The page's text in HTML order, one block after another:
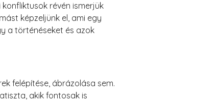
révén ismerjük
képzeljünk el, ami egy
a történéseket és azok
felépítése, ábrázolása sem.
akik fontosak is